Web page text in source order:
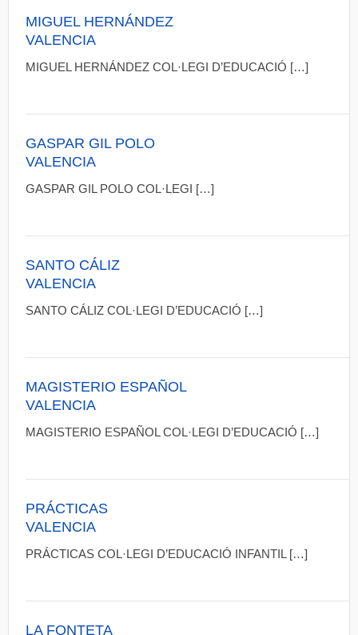
MIGUEL HERNÁNDEZ
VALENCIA
MIGUEL HERNÁNDEZ COL·LEGI D’EDUCACIÓ […]
GASPAR GIL POLO
VALENCIA
GASPAR GIL POLO COL·LEGI […]
SANTO CÁLIZ
VALENCIA
SANTO CÁLIZ COL·LEGI D’EDUCACIÓ […]
MAGISTERIO ESPAÑOL
VALENCIA
MAGISTERIO ESPAÑOL COL·LEGI D’EDUCACIÓ […]
PRÁCTICAS
VALENCIA
PRÁCTICAS COL·LEGI D’EDUCACIÓ INFANTIL […]
LA FONTETA